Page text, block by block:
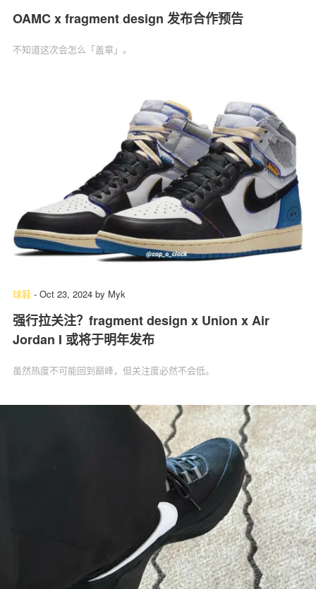
OAMC x fragment design 发布合作预告
不知道这次会怎么「盖章」。
球鞋 - Oct 23, 2024 by Myk
强行拉关注？fragment design x Union x Air
Jordan I 或将于明年发布
虽然热度不可能回到巅峰，但关注度必然不会低。